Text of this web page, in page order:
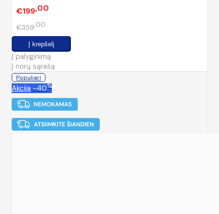
€199 00
€359 00
Į palyginimą
Į norų sąrašą
Populiari
Akcija -40%